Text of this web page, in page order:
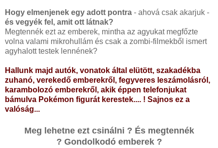
Hogy elmenjenek egy adott pontra - ahová csak akarjuk -
és vegyék fel, amit ott látnak?
Megtennék ezt az emberek, mintha az agyukat megfőzte
volna valami mikrohullám és csak a zombi-filmekből ismert
agyhalott testek lennének?
Hallunk majd autók, vonatok által elütött, szakadékba
zuhanó, verekedő emberekről, fegyveres leszámolásról,
karambolozó emberekről, akik éppen telefonjukat
bámulva Pokémon figurát kerestek.... ! Sajnos ez a
valóság...
Meg lehetne ezt csinálni ? És megtennék
? Gondolkodó emberek ?